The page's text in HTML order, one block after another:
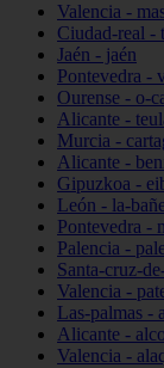
Valencia -
Ciudad-real -
Jaén - jaén
Pontevedra -
Ourense - o-
Alicante -
Murcia -
Alicante -
Gipuzkoa -
León - la-
Pontevedra -
Palencia -
Santa-cruz-
Valencia -
Las-palmas -
Alicante -
Valencia -